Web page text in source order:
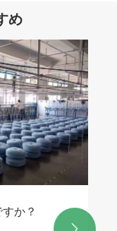
め
か？